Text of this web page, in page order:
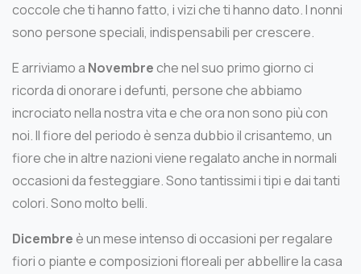
coccole che ti hanno fatto, i vizi che ti hanno dato. I nonni
sono persone speciali, indispensabili per crescere.
E arriviamo a Novembreche nel suo primo giorno ci
ricorda di onorare i defunti, persone che abbiamo
incrociato nella nostra vita e che ora non sono più con
noi. Il fiore del periodo è senza dubbio il crisantemo, un
fiore che in altre nazioni viene regalato anche in normali
occasioni da festeggiare. Sono tantissimi i tipi e dai tanti
colori. Sono molto belli.
Dicembreè un mese intenso di occasioni per regalare
fiori o piante e composizioni floreali per abbellire la casa